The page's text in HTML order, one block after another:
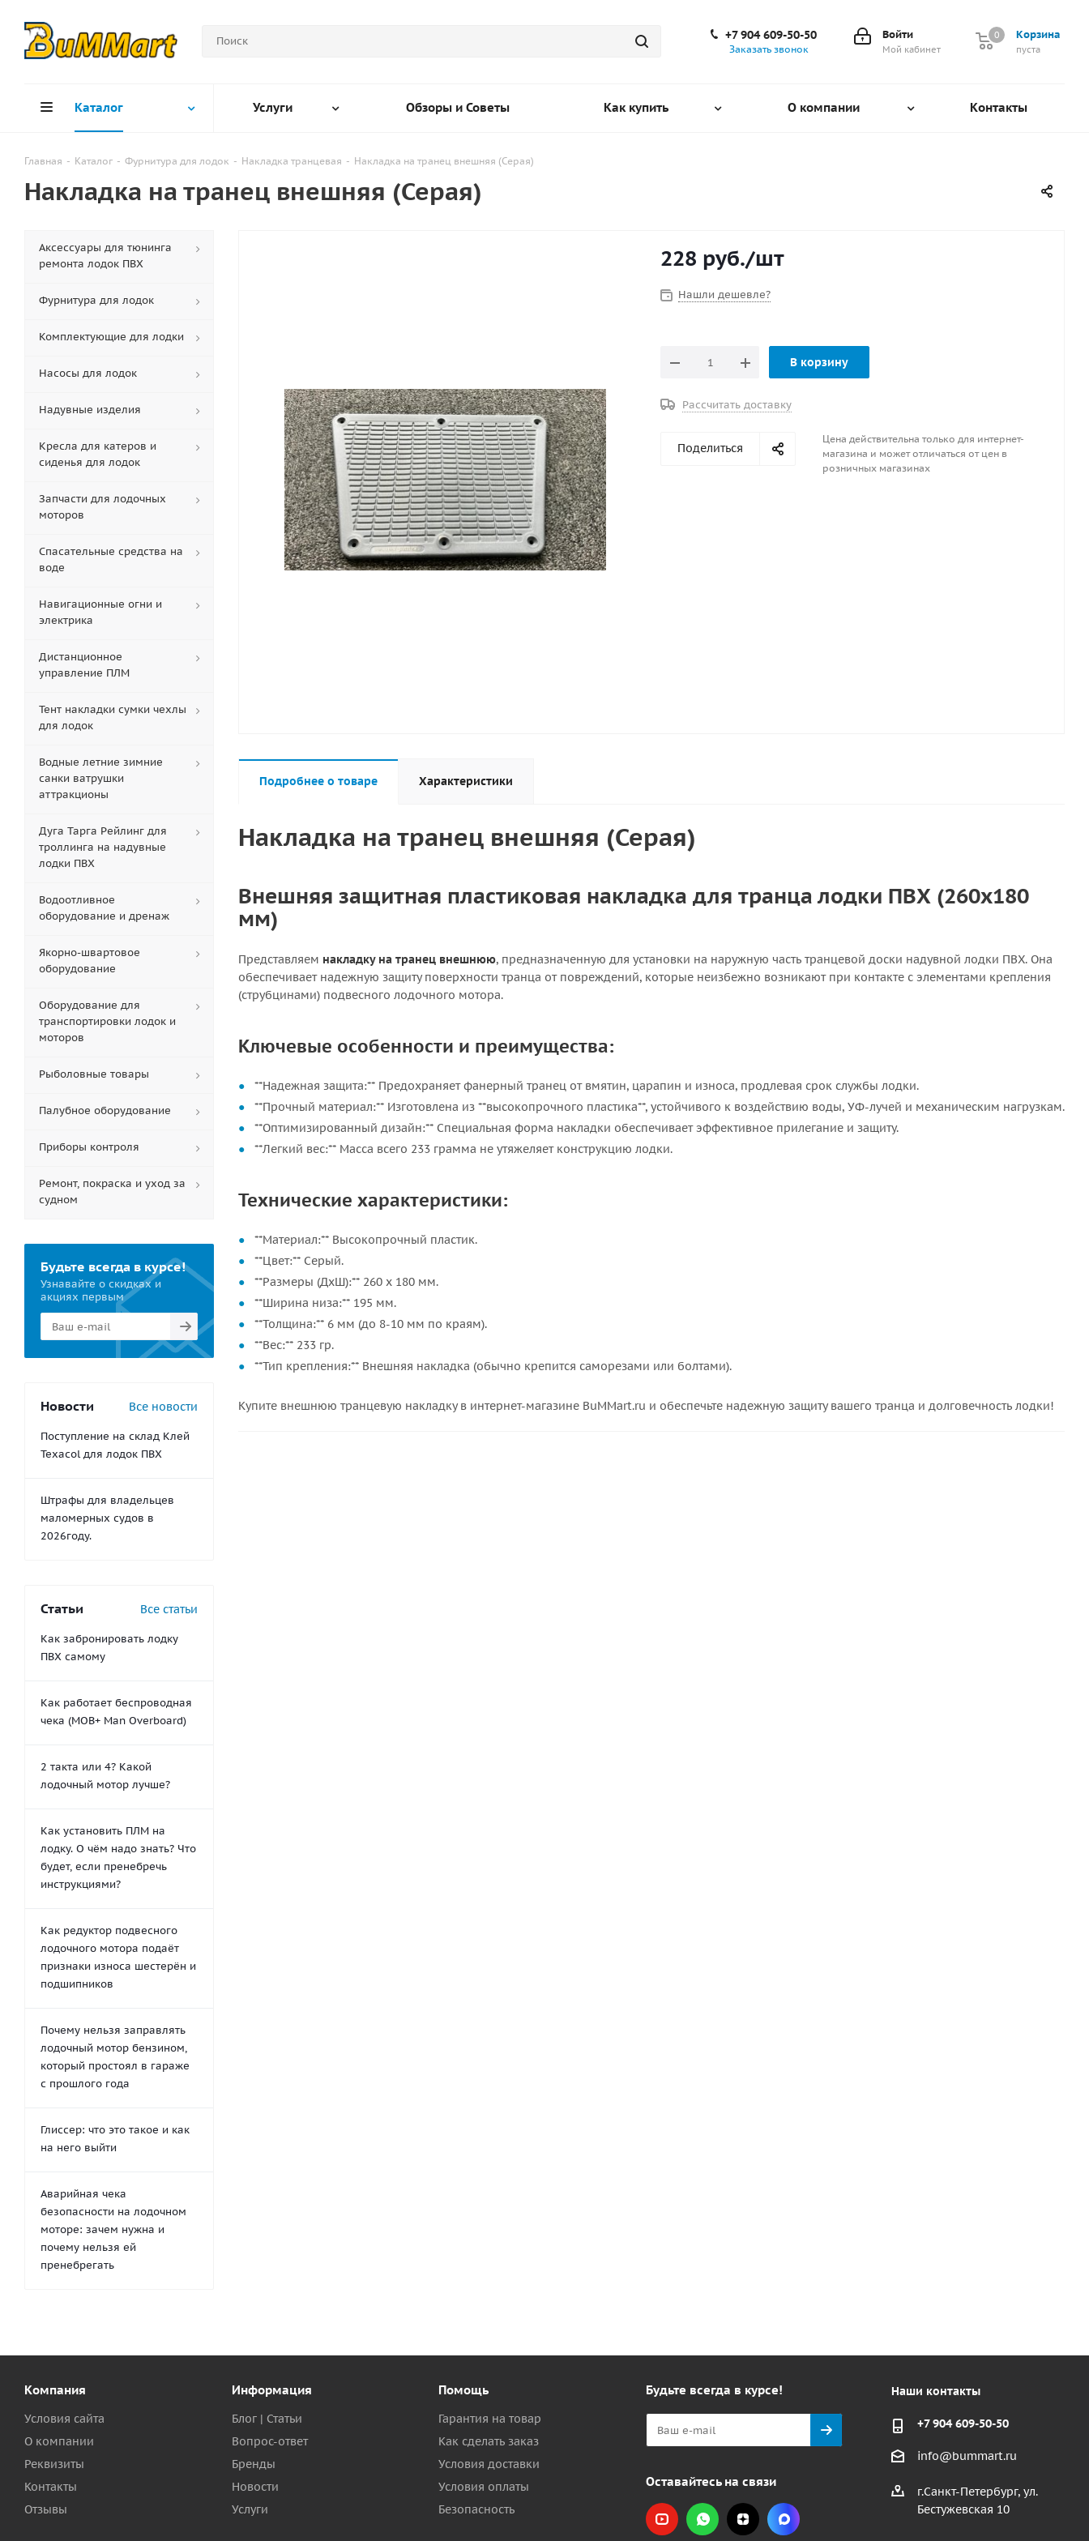
Корзина
0
пуста
0
Войти
Мой кабинет
+7 904 609-50-50
Заказать звонок
Каталог Услуги Обзоры и Советы Как купить О компании Контакты
Главная - Каталог - Фурнитура для лодок - Накладка транцевая - Накладка на транец внешняя (Серая)
Накладка на транец внешняя (Серая)
228 руб./шт
Нашли дешевле?
В корзину
Рассчитать доставку
Поделиться
Цена действительна только для интернет-
магазина и может отличаться от цен в
розничных магазинах
Подробнее о товаре Характеристики
Накладка на транец внешняя (Серая)
Внешняя защитная пластиковая накладка для транца лодки ПВХ (260х180
мм)
Представляем накладку на транец внешнюю, предназначенную для установки на наружную часть транцевой доски надувной лодки ПВХ. Она
обеспечивает надежную защиту поверхности транца от повреждений, которые неизбежно возникают при контакте с элементами крепления
(струбцинами) подвесного лодочного мотора.
Ключевые особенности и преимущества:
**Надежная защита:** Предохраняет фанерный транец от вмятин, царапин и износа, продлевая срок службы лодки.
**Прочный материал:** Изготовлена из **высокопрочного пластика**, устойчивого к воздействию воды, УФ-лучей и механическим нагрузкам.
**Оптимизированный дизайн:** Специальная форма накладки обеспечивает эффективное прилегание и защиту.
**Легкий вес:** Масса всего 233 грамма не утяжеляет конструкцию лодки.
Технические характеристики:
**Материал:** Высокопрочный пластик.
**Цвет:** Серый.
**Размеры (ДхШ):** 260 х 180 мм.
**Ширина низа:** 195 мм.
**Толщина:** 6 мм (до 8-10 мм по краям).
**Вес:** 233 гр.
**Тип крепления:** Внешняя накладка (обычно крепится саморезами или болтами).
Купите внешнюю транцевую накладку в интернет-магазине BuMMart.ru и обеспечьте надежную защиту вашего транца и долговечность лодки!
Аксессуары для тюнинга
ремонта лодок ПВХ
Фурнитура для лодок
Комплектующие для лодки
Насосы для лодок
Надувные изделия
Кресла для катеров и
сиденья для лодок
Запчасти для лодочных
моторов
Спасательные средства на
воде
Навигационные огни и
электрика
Дистанционное
управление ПЛМ
Тент накладки сумки чехлы
для лодок
Водные летние зимние
санки ватрушки
аттракционы
Дуга Тарга Рейлинг для
троллинга на надувные
лодки ПВХ
Водоотливное
оборудование и дренаж
Якорно-швартовое
оборудование
Оборудование для
транспортировки лодок и
моторов
Рыболовные товары
Палубное оборудование
Приборы контроля
Ремонт, покраска и уход за
судном
Будьте всегда в курсе!
Узнавайте о скидках и
акциях первым
Новости Все новости
Поступление на склад Клей
Texacol для лодок ПВХ
Штрафы для владельцев
маломерных судов в
2026году.
Статьи Все статьи
Как забронировать лодку
ПВХ самому
Как работает беспроводная
чека (MOB+ Man Overboard)
2 такта или 4? Какой
лодочный мотор лучше?
Как установить ПЛМ на
лодку. О чём надо знать? Что
будет, если пренебречь
инструкциями?
Как редуктор подвесного
лодочного мотора подаёт
признаки износа шестерён и
подшипников
Почему нельзя заправлять
лодочный мотор бензином,
который простоял в гараже
с прошлого года
Глиссер: что это такое и как
на него выйти
Аварийная чека
безопасности на лодочном
моторе: зачем нужна и
почему нельзя ей
пренебрегать
Компания
Условия сайта
О компании
Реквизиты
Контакты
Отзывы
Информация
Блог | Статьи
Вопрос-ответ
Бренды
Новости
Услуги
Помощь
Гарантия на товар
Как сделать заказ
Условия доставки
Условия оплаты
Безопасность
Будьте всегда в курсе!
Оставайтесь на связи
Наши контакты
+7 904 609-50-50
info@bummart.ru
г.Санкт-Петербург, ул.
Бестужевская 10